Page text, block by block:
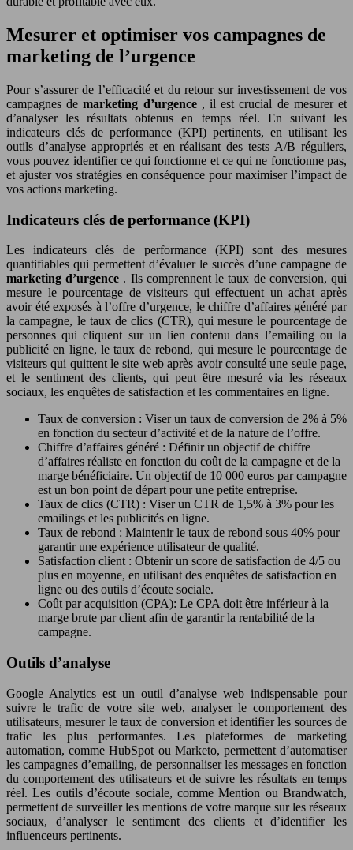
Mesurer et optimiser vos campagnes de
marketing de l’urgence
Pour s’assurer de l’efficacité et du retour sur investissement de vos
campagnes demarketing d’urgence , il est crucial de mesurer et
d’analyser les résultats obtenus en temps réel. En suivant les
indicateurs clés de performance (KPI) pertinents, en utilisant les
outils d’analyse appropriés et en réalisant des tests A/B réguliers,
vous pouvez identifier ce qui fonctionne et ce qui ne fonctionne pas,
et ajuster vos stratégies en conséquence pour maximiser l’impact de
vos actions marketing.
Indicateurs clés de performance (KPI)
Les indicateurs clés de performance (KPI) sont des mesures
quantifiables qui permettent d’évaluer le succès d’une campagne de
marketing d’urgence . Ils comprennent le taux de conversion, qui
mesure le pourcentage de visiteurs qui effectuent un achat après
avoir été exposés à l’offre d’urgence, le chiffre d’affaires généré par
la campagne, le taux de clics (CTR), qui mesure le pourcentage de
personnes qui cliquent sur un lien contenu dans l’emailing ou la
publicité en ligne, le taux de rebond, qui mesure le pourcentage de
visiteurs qui quittent le site web après avoir consulté une seule page,
et le sentiment des clients, qui peut être mesuré via les réseaux
sociaux, les enquêtes de satisfaction et les commentaires en ligne.
Taux de conversion : Viser un taux de conversion de 2% à 5%
en fonction du secteur d’activité et de la nature de l’offre.
Chiffre d’affaires généré : Définir un objectif de chiffre
d’affaires réaliste en fonction du coût de la campagne et de la
marge bénéficiaire. Un objectif de 10 000 euros par campagne
est un bon point de départ pour une petite entreprise.
Taux de clics (CTR) : Viser un CTR de 1,5% à 3% pour les
emailings et les publicités en ligne.
Taux de rebond : Maintenir le taux de rebond sous 40% pour
garantir une expérience utilisateur de qualité.
Satisfaction client : Obtenir un score de satisfaction de 4/5 ou
plus en moyenne, en utilisant des enquêtes de satisfaction en
ligne ou des outils d’écoute sociale.
Coût par acquisition (CPA): Le CPA doit être inférieur à la
marge brute par client afin de garantir la rentabilité de la
campagne.
Outils d’analyse
Google Analytics est un outil d’analyse web indispensable pour
suivre le trafic de votre site web, analyser le comportement des
utilisateurs, mesurer le taux de conversion et identifier les sources de
trafic les plus performantes. Les plateformes de marketing
automation, comme HubSpot ou Marketo, permettent d’automatiser
les campagnes d’emailing, de personnaliser les messages en fonction
du comportement des utilisateurs et de suivre les résultats en temps
réel. Les outils d’écoute sociale, comme Mention ou Brandwatch,
permettent de surveiller les mentions de votre marque sur les réseaux
sociaux, d’analyser le sentiment des clients et d’identifier les
influenceurs pertinents.